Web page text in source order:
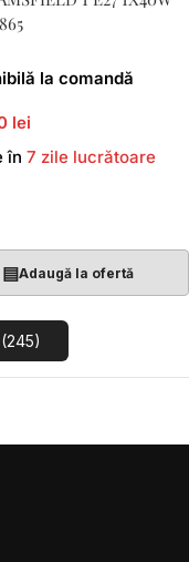
la comandă
lei
în 7 zile lucrătoare
▤Adaugă la ofertă